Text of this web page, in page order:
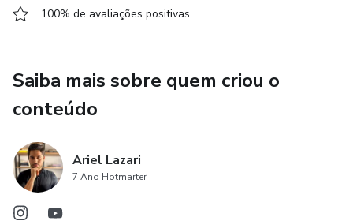
quem deseja compartilhar a verdade com outras pessoas.
Católica.
100% de avaliações positivas
Saiba mais sobre quem criou o
conteúdo
Ariel Lazari
7 Ano Hotmarter